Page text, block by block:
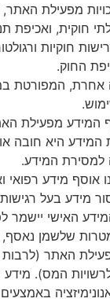
האתר, מניעת
תנאי השימוש.
ורגולטוריות,
במדיניות
האתר תציין
או רשות,
ואינו מבקש
מיוחדת.
לפרק הזמן
נאסף, או בהתאם
לצורכי
מידע שאינו נדרש
באמצעים סבירים.